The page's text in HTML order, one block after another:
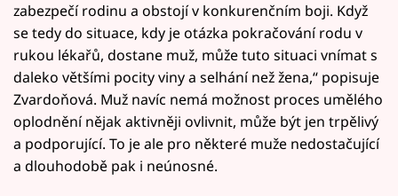
zabezpečí rodinu a obstojí v konkurenčním boji. Když
se tedy do situace, kdy je otázka pokračování rodu v
rukou lékařů, dostane muž, může tuto situaci vnímat s
daleko většími pocity viny a selhání než žena,“ popisuje
Zvardoňová. Muž navíc nemá možnost proces umělého
oplodnění nějak aktivněji ovlivnit, může být jen trpělivý
a podporující. To je ale pro některé muže nedostačující
a dlouhodobě pak i neúnosné.